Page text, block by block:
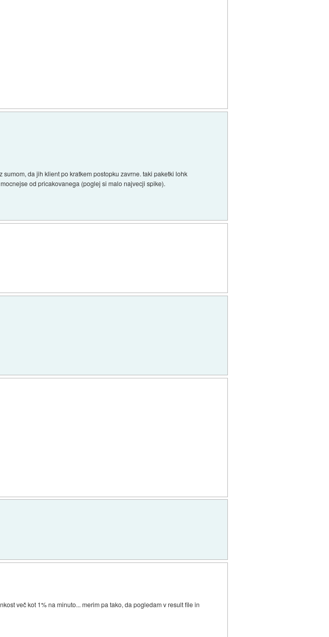
da jih klient po kratkem postopku zavrne. taki paketki lohk
od pricakovanega (poglej si malo najvecji spike).
več kot 1% na minuto... merim pa tako, da pogledam v result file in